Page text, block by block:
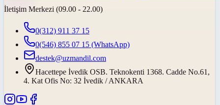
İletişim Merkezi (09.00 - 22.00)
0(312) 911 37 15
0(546) 855 07 15 (WhatsApp)
destek@uzmandil.com
Hacettepe İvedik OSB. Teknokenti 1368. Cadde No.61,
4. Kat Ofis No: 32 İvedik / ANKARA